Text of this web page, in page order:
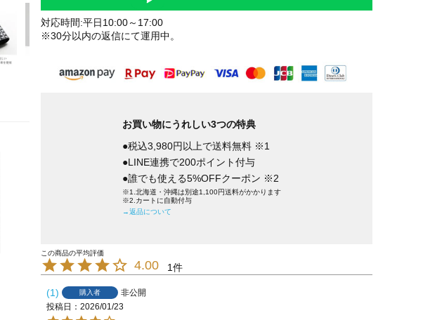
対応時間:平日10:00～17:00
※30分以内の返信にて運用中。
お買い物にうれしい3つの特典
●税込3,980円以上で送料無料 ※1
●LINE連携で200ポイント付与
●誰でも使える5%OFFクーポン ※2
※1.北海道・沖縄は別途1,100円送料がかかります
※2.カートに自動付与
→返品について
4.00 1
1 購入者
非公開
投稿日
2026/01/23